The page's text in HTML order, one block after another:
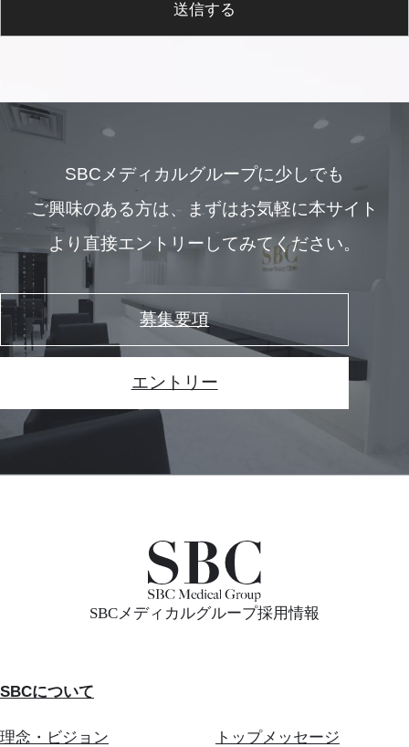
送信する
SBCメディカルグループに少しでも
ご興味のある方は、 まずはお気軽に本サイト
より直接エントリーしてみてください。
募集要項
エントリー
SBCメディカルグループ採用情報
SBCについて
理念・ビジョン
トップメッセージ